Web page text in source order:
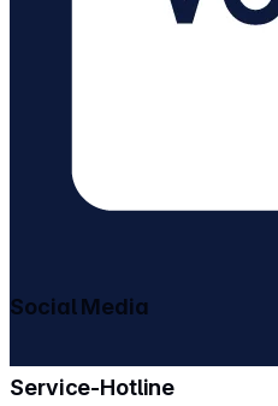
Service-Hotline
Social Media